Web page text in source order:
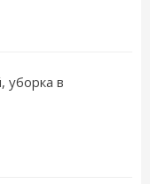
уборка в